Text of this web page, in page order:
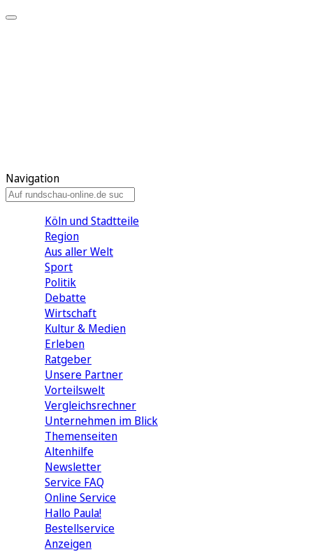
Navigation
Köln und Stadtteile
Region
Aus aller Welt
Sport
Politik
Debatte
Wirtschaft
Kultur & Medien
Erleben
Ratgeber
Unsere Partner
Vorteilswelt
Vergleichsrechner
Unternehmen im Blick
Themenseiten
Altenhilfe
Newsletter
Service FAQ
Online Service
Hallo Paula!
Bestellservice
Anzeigen